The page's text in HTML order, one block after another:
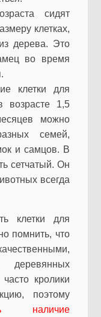
сидят
клетках,
дерева. Это
во время
клетки для
возрасте 1,5
можно
семей,
и самцов. В
сетчатый. Он
всегда
клетки для
помнить, что
кролики
поэтому
наличие